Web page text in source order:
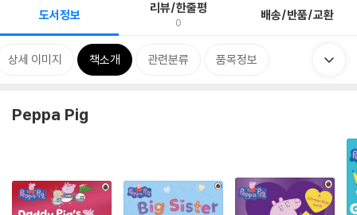
도서정보 리뷰/한줄평
0 배송/반품/교환
상세 이미지 책소개 관련분류 품목정보
Peppa Pig